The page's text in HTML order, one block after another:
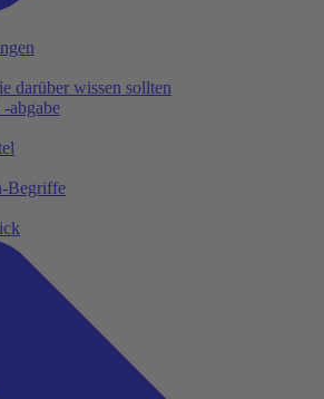
darüber wissen sollten
abgabe
Begriffe